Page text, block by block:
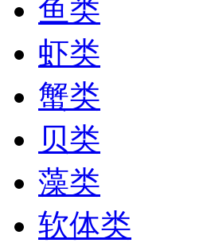
鱼类
虾类
蟹类
贝类
藻类
软体类